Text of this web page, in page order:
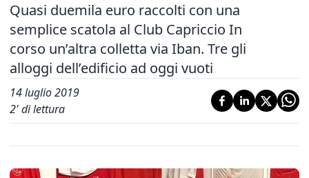
Quasi duemila euro raccolti con una
semplice scatola al Club Capriccio In
corso un’altra colletta via Iban. Tre gli
alloggi dell’edificio ad oggi vuoti
14 luglio 2019
2' di lettura